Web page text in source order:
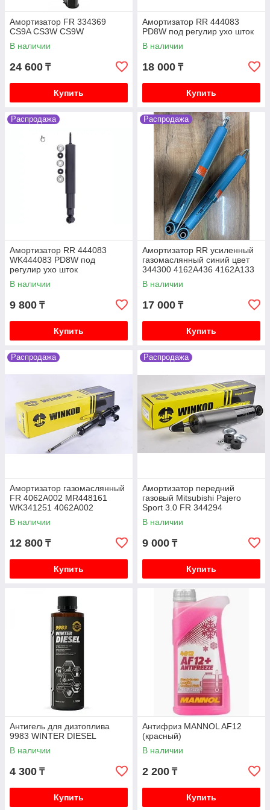
V88W V98W
Mitsubishi Delica (кирпич, квадратная) 1991-1997
V2.5 4D56 дизель P25W P35W
Mitsubishi Delica (булка) 1996-2003 V2.4 4G64
бензин PF4W PD4W
бензин PF6W PD6W
Mitsubishi Delica (булка) 1996-2003 V2.8 4M40
дизель PE8W PD8W
Mitsubishi Outlander 1 2003-2006 2.4 4G64
(Mivec) бензин CU4W CU5W
Mitsubishi Outlander 2 XL 2005-2012 2.0 4B11,
2.4 4B12, 3.0 6B31 бензин CW4W CW5W CW6W
Mitsubishi Outlander 3 2006-2011 2.0 4B11, 2.4
4B12, 3.0 6B31 бензин GF2W GF3W
Mitsubishi L200 2 поколение 1996-2007 2.5
4D56T K74T
Mitsubishi L200 2005-2018 2.5 4D56 дизель KB4T
Mitsubishi ASX 2010- 1.6 4A92 бензин GA1W, 2.0
4B11 4J11 бензин GA2W
Mitsubishi Lancer X (10) 2007-2017 1.8 4B10
Mitsubishi Pajero iO 1996-2003 1.8 4G93 бензин,
2.0 4G94 бензин, H66W H76W
Mitsubishi Pajero Junior 1996-2003 1.1 4A31
бензин E33A
Mitsubishi Galant седан VII 1992-1998 1.8 4G93
бензин E52A, 2.0 4G63 бензин E55A
Амортизатор FR 334369
CS9A CS3W CS9W
В наличии
24 600 ₸
Купить
Амортизатор RR 444083
PD8W под регулир ухо шток
В наличии
18 000 ₸
Купить
Распродажа
Амортизатор RR 444083
WK444083 PD8W под
регулир ухо шток
В наличии
9 800 ₸
Купить
Распродажа
Амортизатор RR усиленный
газомаслянный синий цвет
344300 4162A436 4162A133
SRR344300
В наличии
17 000 ₸
Купить
Распродажа
Амортизатор газомаслянный
FR 4062A002 MR448161
WK341251 4062A002
4062A024 341251 4062A0
В наличии
12 800 ₸
Купить
Распродажа
Амортизатор передний
газовый Mitsubishi Pajero
Sport 3.0 FR 344294
W344294SA
В наличии
9 000 ₸
Купить
Антигель для дизтоплива
9983 WINTER DIESEL
В наличии
4 300 ₸
Купить
Антифриз MANNOL AF12
(красный)
В наличии
2 200 ₸
Купить